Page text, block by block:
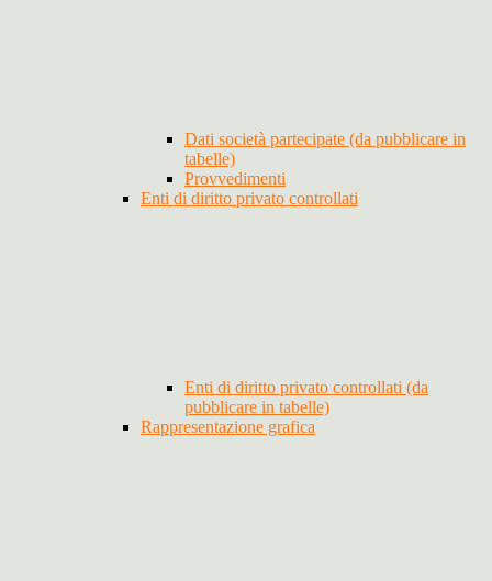
Dati società partecipate (da pubblicare in
tabelle)
Provvedimenti
Enti di diritto privato controllati
Enti di diritto privato controllati (da
pubblicare in tabelle)
Rappresentazione grafica